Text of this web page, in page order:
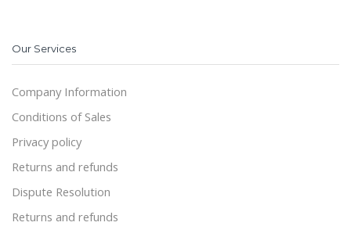
Our Services
Company Information
Conditions of Sales
Privacy policy
Returns and refunds
Dispute Resolution
Returns and refunds